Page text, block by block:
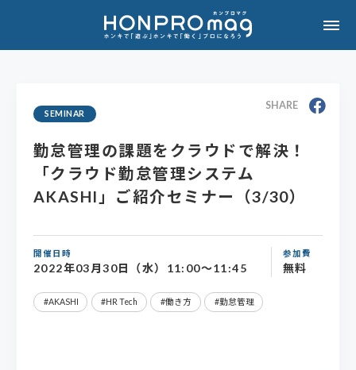
勤怠管理の課題をクラウドで解決！
「クラウド勤怠管理システム
AKASHI」ご紹介セミナー（3/30）
SEMINAR
AKASHI HR Tech 働き方 勤怠管理
SHARE
開催日時
2022年03月30日（水）11:00～11:45
参加費
無料